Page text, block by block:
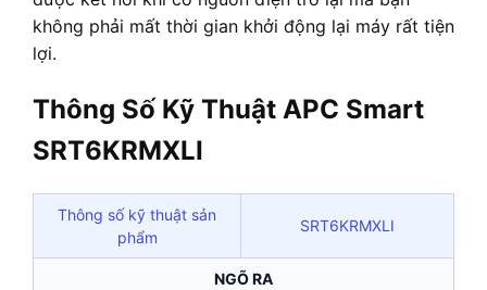
không phải mất thời gian khởi động lại máy rất tiện
lợi.
Thông Số Kỹ Thuật APC Smart
SRT6KRMXLI
Thông số kỹ thuật sản
phẩm
SRT6KRMXLI
NGÕ RA